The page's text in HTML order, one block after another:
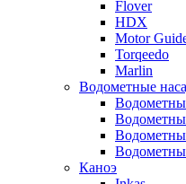
Flover
HDX
Motor
Torqeedo
Marlin
Водометные
Каноэ